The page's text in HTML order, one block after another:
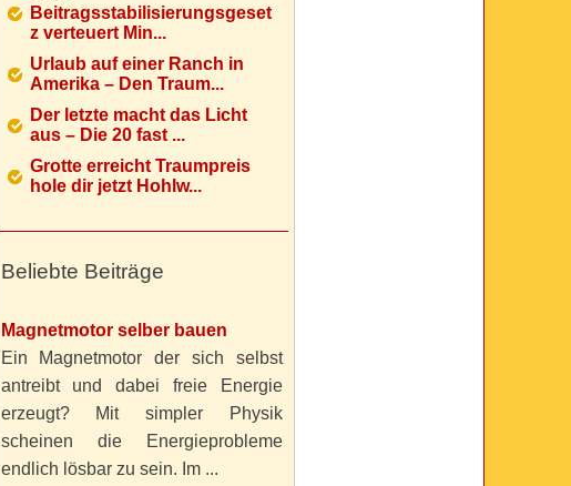
Beitragsstabilisierungsgeset
z verteuert Min...
Urlaub auf einer Ranch in
Amerika – Den Traum...
Der letzte macht das Licht
aus – Die 20 fast ...
Grotte erreicht Traumpreis
hole dir jetzt Hohlw...
Beliebte Beiträge
Magnetmotor selber bauen
Ein Magnetmotor der sich selbst
antreibt und dabei freie Energie
erzeugt? Mit simpler Physik
scheinen die Energieprobleme
endlich lösbar zu sein. Im ...